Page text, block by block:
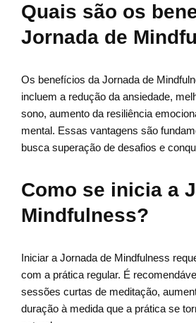
Quais são os
Jornada de
Os benefícios da Jornada de
incluem a redução da ansiedade,
sono, aumento da resiliência
mental. Essas vantagens são
busca superação de desafios e
Como se inicia a
Mindfulness?
Iniciar a Jornada de Mindfulness
com a prática regular. É
sessões curtas de meditação,
duração à medida que a prática se